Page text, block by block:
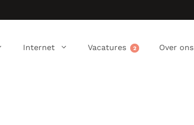
Internet Vacatures Over ons